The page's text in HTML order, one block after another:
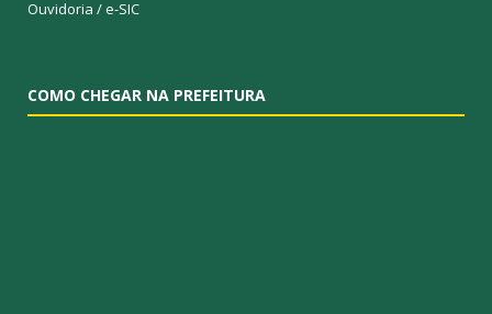
Ouvidoria /e-SIC
COMO CHEGAR NA PREFEITURA